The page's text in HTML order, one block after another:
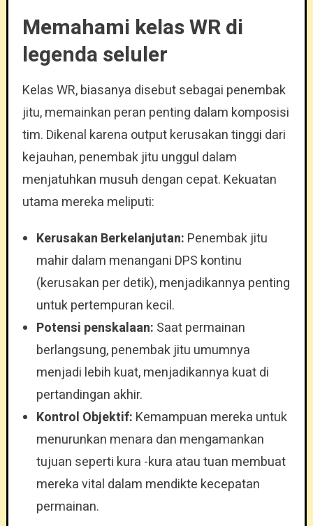
Memahami kelas WR di
legenda seluler
Kelas WR, biasanya disebut sebagai penembak
jitu, memainkan peran penting dalam komposisi
tim. Dikenal karena output kerusakan tinggi dari
kejauhan, penembak jitu unggul dalam
menjatuhkan musuh dengan cepat. Kekuatan
utama mereka meliputi:
Kerusakan Berkelanjutan: Penembak jitu
mahir dalam menangani DPS kontinu
(kerusakan per detik), menjadikannya penting
untuk pertempuran kecil.
Potensi penskalaan: Saat permainan
berlangsung, penembak jitu umumnya
menjadi lebih kuat, menjadikannya kuat di
pertandingan akhir.
Kontrol Objektif: Kemampuan mereka untuk
menurunkan menara dan mengamankan
tujuan seperti kura -kura atau tuan membuat
mereka vital dalam mendikte kecepatan
permainan.